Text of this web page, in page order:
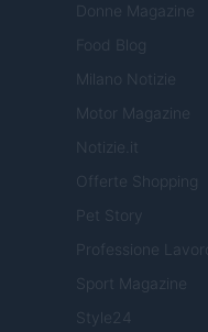
Donne Magazine
Food Blog
Milano Notizie
Motor Magazine
Notizie.it
Offerte Shopping
Pet Story
Professione Lavoro
Sport Magazine
Style24